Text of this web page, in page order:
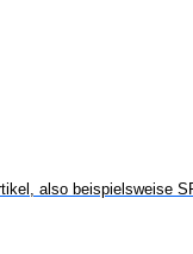
also beispielsweise